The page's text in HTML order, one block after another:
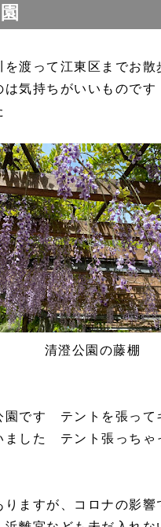
を渡って江東区までお
は気持ちがいいもので
清澄公園の藤棚
園です テントを張って
ました テント張っち
りますが、コロナの影